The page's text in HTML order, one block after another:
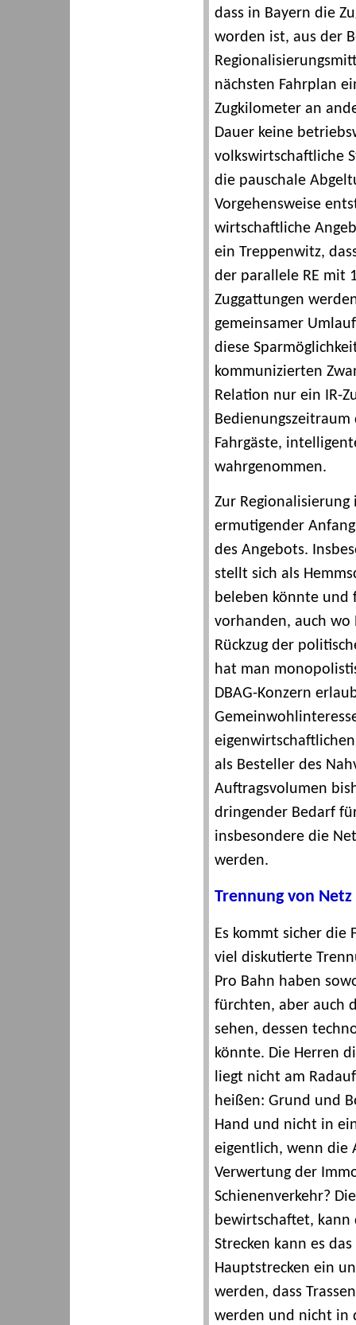
dass in Bayern die
worden ist, aus der
nächsten Fahrplan
Zugkilometer an
Dauer keine
volkswirtschaftliche
die pauschale
Vorgehensweise
wirtschaftliche
ein Treppenwitz,
der parallele RE mit
Zuggattungen
gemeinsamer
diese
kommunizierten
Relation nur ein IR-
Bedienungszeitraum
Fahrgäste,
wahrgenommen.
Zur Regionalisierung
ermutigender
des Angebots.
stellt sich als
beleben könnte und
vorhanden, auch
Rückzug der
hat man
DBAG-Konzern
als Besteller des
Auftragsvolumen
dringender Bedarf
insbesondere die
werden.
Trennung von
Es kommt sicher die
viel diskutierte
Pro Bahn haben
fürchten, aber auch
sehen, dessen
könnte. Die Herren
liegt nicht am
heißen: Grund und
Hand und nicht in
eigentlich, wenn die
Verwertung der
Schienenverkehr?
bewirtschaftet,
Strecken kann es
Hauptstrecken ein
werden, dass
werden und nicht in